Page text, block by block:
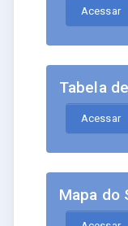
Acessar
Tabela
Acessar
Mapa do